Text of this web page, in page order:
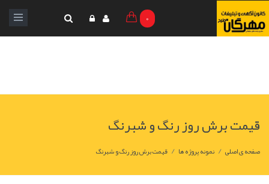
0
قیمت برش روز رنگ و شبرنگ
صفحه ی اصلی / نمونه پروژه ها / قیمت برش روز رنگ و شبرنگ